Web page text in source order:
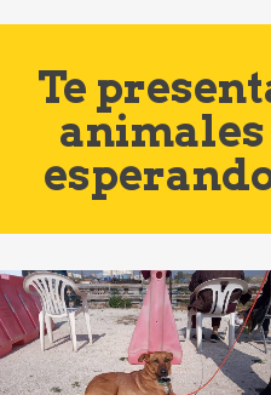
Te
animales